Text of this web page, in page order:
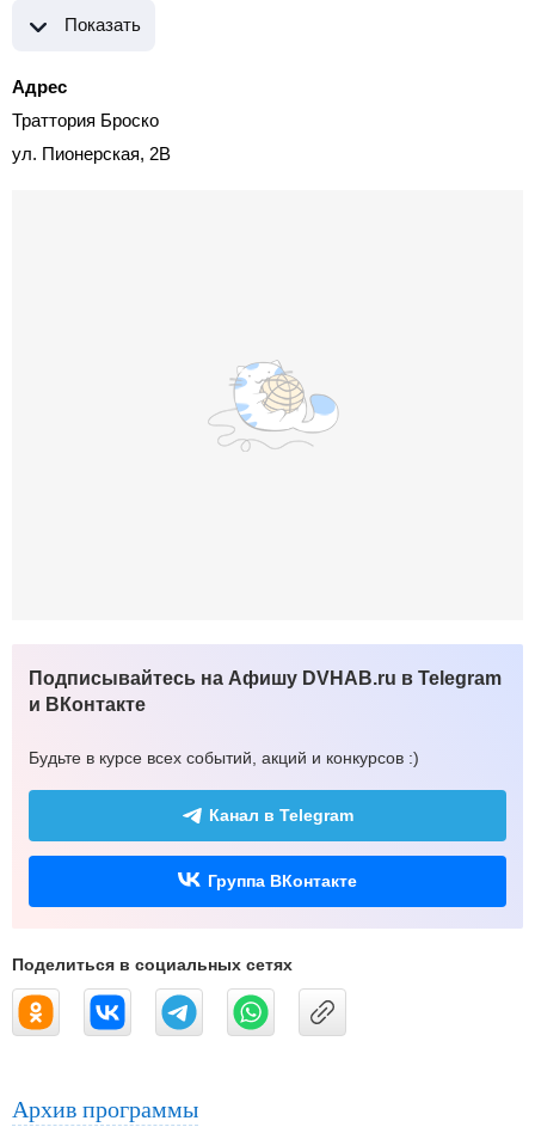
Показать
Адрес
Траттория Броско
ул. Пионерская, 2В
Подписывайтесь на Афишу DVHAB.ru в Telegram
и ВКонтакте
Будьте в курсе всех событий, акций и конкурсов :)
Канал в Telegram
Группа ВКонтакте
Поделиться в социальных сетях
Архив программы